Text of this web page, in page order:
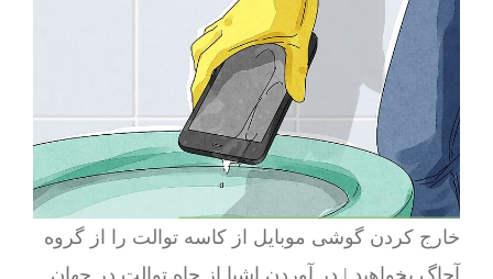
خارج کردن گوشی موبایل از کاسه توالت را از گروه
آچاگ بخواهید | در آوردن اشیا از چاه توالت در جهان